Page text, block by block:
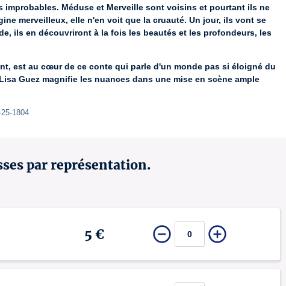
improbables. Méduse et Merveille sont voisins et pourtant ils ne
merveilleux, elle n'en voit que la cruauté. Un jour, ils vont se
ils en découvriront à la fois les beautés et les profondeurs, les
est au cœur de ce conte qui parle d'un monde pas si éloigné du
Guez magnifie les nuances dans une mise en scène ample
1804
par représentation.
5 €